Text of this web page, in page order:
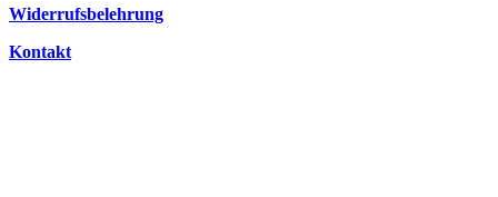
Widerrufsbelehrung
Kontakt